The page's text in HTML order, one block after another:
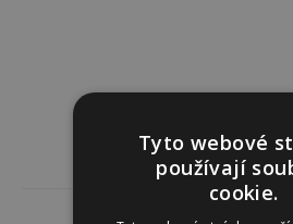
Tyto webové
používají
cookie.